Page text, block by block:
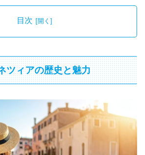
目次
ツィアの歴史と魅力